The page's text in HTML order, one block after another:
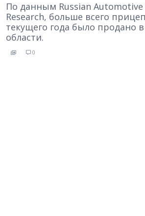
По данным Russian
Research, больше всего
текущего года было продано
области.
0